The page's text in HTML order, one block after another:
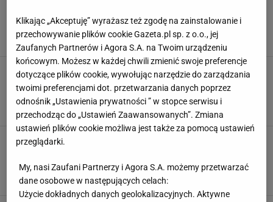
internecie. Gdzie obejrzeć mecz Ligi Narodów?
Sport.pl,11 PAŹDZIERNIKA 2018, 13:09
MŚ Siatkówka 2018. Polska - Serbia.
Transmisja w TV i internecie online. Gdzie
obejrzeć mecz Polaków?
Sport.pl,23 WRZEŚNIA 2018, 12:47
mecz reprezentacji?
topaz,26 MARCA 2016, 17:00
Klikając „Akceptuję” wyrażasz też zgodę na zainstalowanie i
przechowywanie plików cookie Gazeta.pl sp. z o.o., jej
Zaufanych Partnerów i Agora S.A. na Twoim urządzeniu
końcowym. Możesz w każdej chwili zmienić swoje preferencje
dotyczące plików cookie, wywołując narzędzie do zarządzania
twoimi preferencjami dot. przetwarzania danych poprzez
odnośnik „Ustawienia prywatności ” w stopce serwisu i
przechodząc do „Ustawień Zaawansowanych”. Zmiana
ustawień plików cookie możliwa jest także za pomocą ustawień
przeglądarki.
My, nasi Zaufani Partnerzy i Agora S.A. możemy przetwarzać
dane osobowe w następujących celach:
Użycie dokładnych danych geolokalizacyjnych. Aktywne